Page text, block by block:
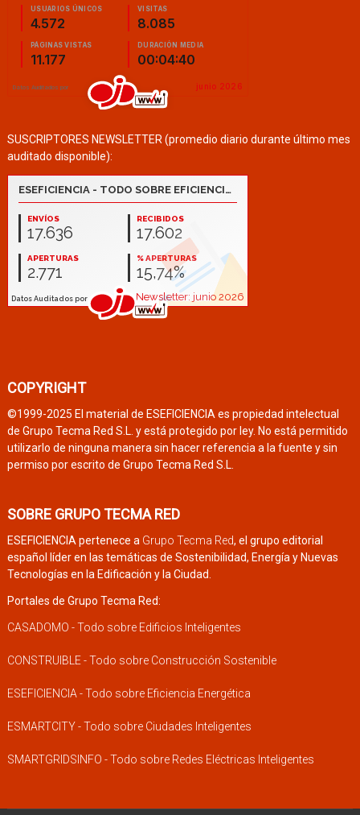
SUSCRIPTORES NEWSLETTER (promedio diario durante último mes
auditado disponible):
COPYRIGHT
©1999-2025 El material de ESEFICIENCIA es propiedad intelectual
de Grupo Tecma Red S.L. y está protegido por ley. No está permitido
utilizarlo de ninguna manera sin hacer referencia a la fuente y sin
permiso por escrito de Grupo Tecma Red S.L.
SOBRE GRUPO TECMA RED
ESEFICIENCIA pertenece a Grupo Tecma Red, el grupo editorial
español líder en las temáticas de Sostenibilidad, Energía y Nuevas
Tecnologías en la Edificación y la Ciudad.
Portales de Grupo Tecma Red:
CASADOMO - Todo sobre Edificios Inteligentes
CONSTRUIBLE - Todo sobre Construcción Sostenible
ESEFICIENCIA - Todo sobre Eficiencia Energética
ESMARTCITY - Todo sobre Ciudades Inteligentes
SMARTGRIDSINFO - Todo sobre Redes Eléctricas Inteligentes